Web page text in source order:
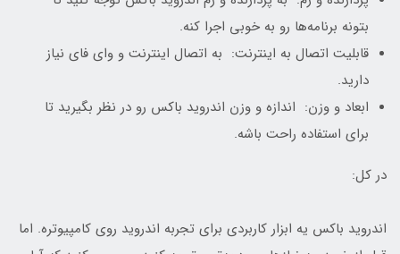
بتونه برنامه‌ها رو به خوبی اجرا کنه.
قابلیت اتصال به اینترنت: به اتصال اینترنت و وای فای نیاز
دارید.
ابعاد و وزن: اندازه و وزن اندروید باکس رو در نظر بگیرید تا
برای استفاده راحت باشه.
در کل:
اندروید باکس یه ابزار کاربردی برای تجربه اندروید روی کامپیوتره. اما